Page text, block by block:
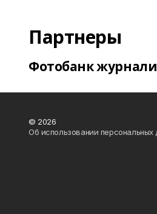
Партнеры
Фотобанк
© 2026
Об использовании персональных